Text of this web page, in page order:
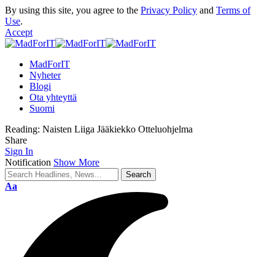
By using this site, you agree to the Privacy Policy and Terms of
Use.
Accept
MadForIT
Nyheter
Blogi
Ota yhteyttä
Suomi
Reading: Naisten Liiga Jääkiekko Otteluohjelma
Share
Sign In
Notification Show More
Aa